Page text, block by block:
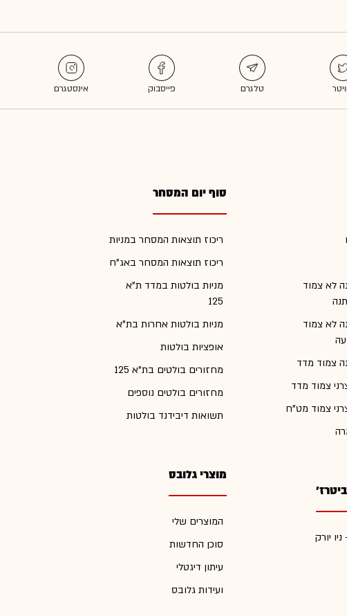
לא צמוד
לא צמוד
צמוד מדד
צמוד מדד
צמוד מט"ח
יורק
סוף יום המסחר
ריכוז תוצאות המסחר במניות
ריכוז תוצאות המסחר באג"ח
מניות בולטות במדד ת"א
125
מניות בולטות אחרות בת"א
אופציות בולטות
מחזורים בולטים בת"א 125
מחזורים בולטים נוספים
תשואות דיבידנד בולטות
מוצרי גלובס
המוצרים שלי
סוכן החדשות
עיתון דיגטלי
ועידות גלובס